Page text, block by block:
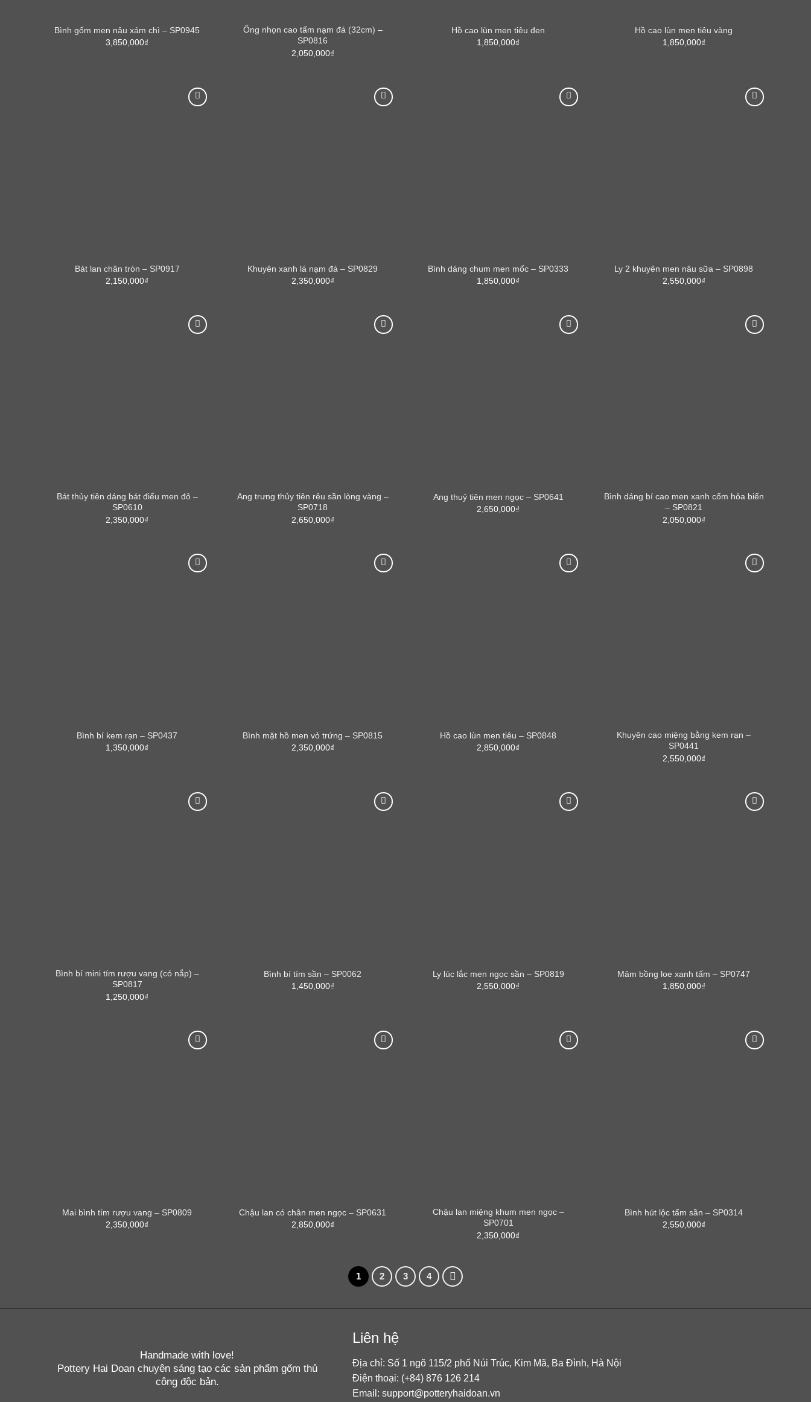
Bình gốm men nâu xám chì – SP0945
3,850,000₫
Ống nhọn cao tấm nạm đá (32cm) –
SP0816
2,050,000₫
Hồ cao lùn men tiêu đen
1,850,000₫
Hồ cao lùn men tiêu vàng
1,850,000₫
Bát lan chân tròn – SP0917
2,150,000₫
Khuyên xanh lá nạm đá – SP0829
2,350,000₫
Bình dáng chum men mốc – SP0333
1,850,000₫
Ly 2 khuyên men nâu sữa – SP0898
2,550,000₫
Bát thủy tiên dáng bát điếu men đỏ –
SP0610
2,350,000₫
Ang trưng thủy tiên rêu sần lòng vàng –
SP0718
2,650,000₫
Ang thuỷ tiên men ngọc – SP0641
2,650,000₫
Bình dáng bí cao men xanh cốm hỏa biến
– SP0821
2,050,000₫
Bình bí kem rạn – SP0437
1,350,000₫
Bình mặt hồ men vỏ trứng – SP0815
2,350,000₫
Hồ cao lùn men tiêu – SP0848
2,850,000₫
Khuyên cao miệng bằng kem rạn –
SP0441
2,550,000₫
Bình bí mini tím rượu vang (có nắp) –
SP0817
1,250,000₫
Bình bí tím sần – SP0062
1,450,000₫
Ly lúc lắc men ngọc sần – SP0819
2,550,000₫
Mâm bồng loe xanh tấm – SP0747
1,850,000₫
Mai bình tím rượu vang – SP0809
2,350,000₫
Chậu lan có chân men ngọc – SP0631
2,850,000₫
Chậu lan miệng khum men ngọc –
SP0701
2,350,000₫
Bình hút lộc tấm sần – SP0314
2,550,000₫
1 2 3 4
Handmade with love!
Pottery Hai Doan chuyên sáng tạo các sản phẩm gốm thủ
công độc bản.
Liên hệ
Địa chỉ: Số 1 ngõ 115/2 phố Núi Trúc, Kim Mã, Ba Đình, Hà Nội
Điện thoại: (+84) 876 126 214
Email: support@potteryhaidoan.vn